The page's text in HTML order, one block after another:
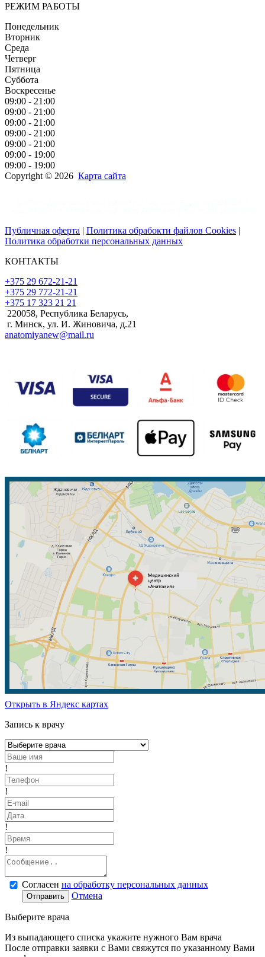
РЕЖИМ РАБОТЫ
Понедельник
Вторник
Среда
Четверг
Пятница
Суббота
Воскресенье
09:00 - 21:00
09:00 - 21:00
09:00 - 21:00
09:00 - 21:00
09:00 - 21:00
09:00 - 19:00
09:00 - 19:00
Copyright © 2026 Карта сайта
Публичная оферта | Политика обрабокти файлов Cookies |
Политика обработки персональных данных
КОНТАКТЫ
+375 29 672-21-21
+375 29 772-21-21
+375 17 323 21 21
220058, Республика Беларусь,
г. Минск, ул. И. Жиновича, д.21
anatomiyanew@mail.ru
Открыть в Яндекс картах
Запись к врачу
!
!
!
!
Согласен на обработку персональных данных
Отправить Отмена
Выберите врача
Из выпадающего списка укажите нужного Вам врача
После отправки заявки с Вами свяжутся по указанному Вами